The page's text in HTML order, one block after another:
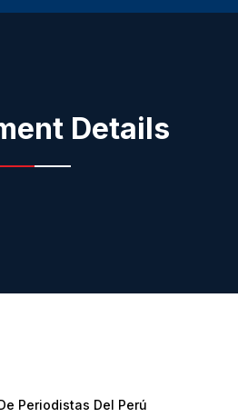
Details
Periodistas Del Perú